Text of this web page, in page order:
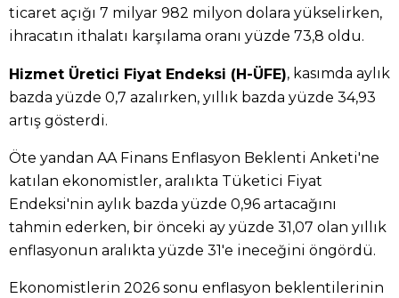
ticaret açığı 7 milyar 982 milyon dolara yükselirken,
ihracatın ithalatı karşılama oranı yüzde 73,8 oldu.
Hizmet Üretici Fiyat Endeksi (H-ÜFE), kasımda aylık
bazda yüzde 0,7 azalırken, yıllık bazda yüzde 34,93
artış gösterdi.
Öte yandan AA Finans Enflasyon Beklenti Anketi'ne
katılan ekonomistler, aralıkta Tüketici Fiyat
Endeksi'nin aylık bazda yüzde 0,96 artacağını
tahmin ederken, bir önceki ay yüzde 31,07 olan yıllık
enflasyonun aralıkta yüzde 31'e ineceğini öngördü.
Ekonomistlerin 2026 sonu enflasyon beklentilerinin